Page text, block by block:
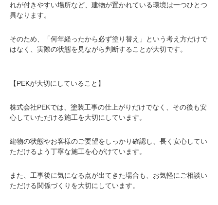
れが付きやすい場所など、建物が置かれている環境は一つひとつ
異なります。
そのため、「何年経ったから必ず塗り替え」という考え方だけで
はなく、実際の状態を見ながら判断することが大切です。
【PEKが大切にしていること】
株式会社PEKでは、塗装工事の仕上がりだけでなく、その後も安
心していただける施工を大切にしています。
建物の状態やお客様のご要望をしっかり確認し、長く安心してい
ただけるよう丁寧な施工を心がけています。
また、工事後に気になる点が出てきた場合も、お気軽にご相談い
ただける関係づくりを大切にしています。